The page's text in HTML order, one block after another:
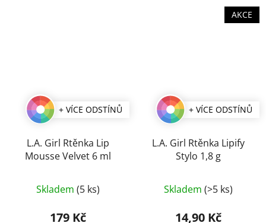
+ VÍCE ODSTÍNŮ
L.A. Girl Rtěnka Lip
Mousse Velvet 6 ml
hodnocení
produktu
Skladem (5 ks)
179 Kč
AKCE
+ VÍCE ODSTÍNŮ
L.A. Girl Rtěnka Lipify
Stylo 1,8 g
hodnocení
produktu
Skladem (>5 ks)
14,90 Kč